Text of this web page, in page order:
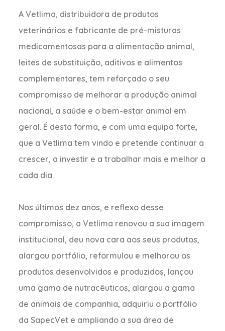
A Vetlima, distribuidora de produtos
veterinários e fabricante de pré-misturas
medicamentosas para a alimentação animal,
leites de substituição, aditivos e alimentos
complementares, tem reforçado o seu
compromisso de melhorar a produção animal
nacional, a saúde e o bem-estar animal em
geral. É desta forma, e com uma equipa forte,
que a Vetlima tem vindo e pretende continuar a
crescer, a investir e a trabalhar mais e melhor a
cada dia.
Nos últimos dez anos, e reflexo desse
compromisso, a Vetlima renovou a sua imagem
institucional, deu nova cara aos seus produtos,
alargou portfólio, reformulou e melhorou os
produtos desenvolvidos e produzidos, lançou
uma gama de nutracêuticos, alargou a gama
de animais de companhia, adquiriu o portfólio
da SapecVet e ampliando a sua área de